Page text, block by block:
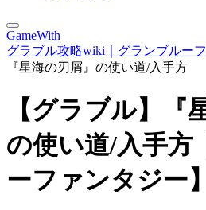
GameWith
グラブル攻略wiki｜グランブルー
『星海の刃屑』の使い道/入手方
【グラブル】『
の使い道/入手方
ーファンタジー】